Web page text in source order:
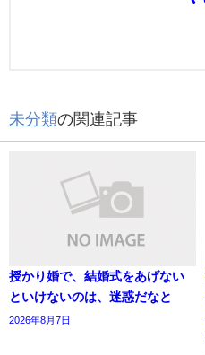
未分類の関連記事
授かり婚で、結婚式をあげない
といけないのは、迷惑だなと
2026年8月7日